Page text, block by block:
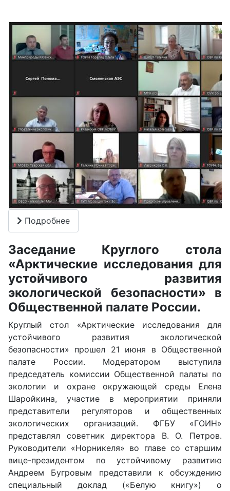
Подробнее
Заседание Круглого стола
«Арктические исследования для
устойчивого развития
экологической безопасности» в
Общественной палате России.
Круглый стол «Арктические исследования для
устойчивого развития экологической
безопасности» прошел 21 июня в Общественной
палате России. Модератором выступила
председатель комиссии Общественной палаты по
экологии и охране окружающей среды Елена
Шаройкина, участие в мероприятии приняли
представители регуляторов и общественных
экологических организаций. ФГБУ «ГОИН»
представлял советник директора В. О. Петров.
Руководители «Норникеля» во главе со старшим
вице-президентом по устойчивому развитию
Андреем Бугровым представили к обсуждению
специальный доклад («Белую книгу») о